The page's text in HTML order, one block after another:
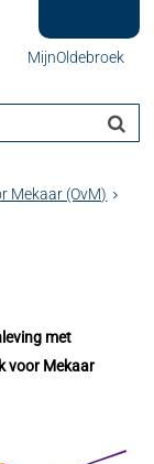
MijnOldebroek
Mekaar (OvM)
met
voor Mekaar